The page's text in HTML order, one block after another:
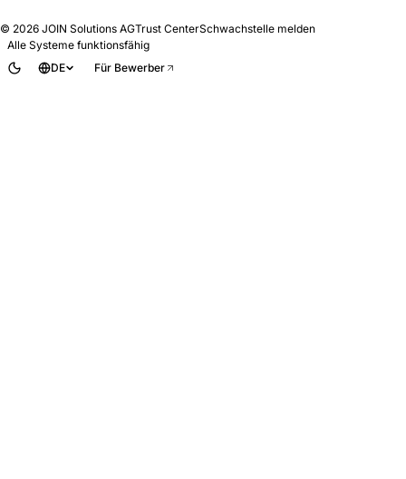
© 2026 JOIN Solutions AGTrust CenterSchwachstelle melden
Alle Systeme funktionsfähig
DE
Für Bewerber